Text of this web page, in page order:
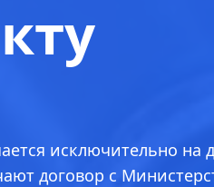
исключительно
договор с